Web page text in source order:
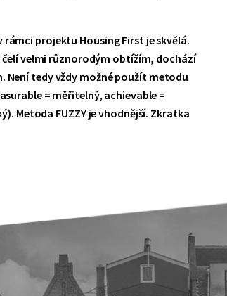
rámci projektu Housing First je skvělá.
velmi různorodým obtížím, dochází
Není tedy vždy možné použít metodu
= měřitelný, achievable =
Metoda FUZZY je vhodnější. Zkratka